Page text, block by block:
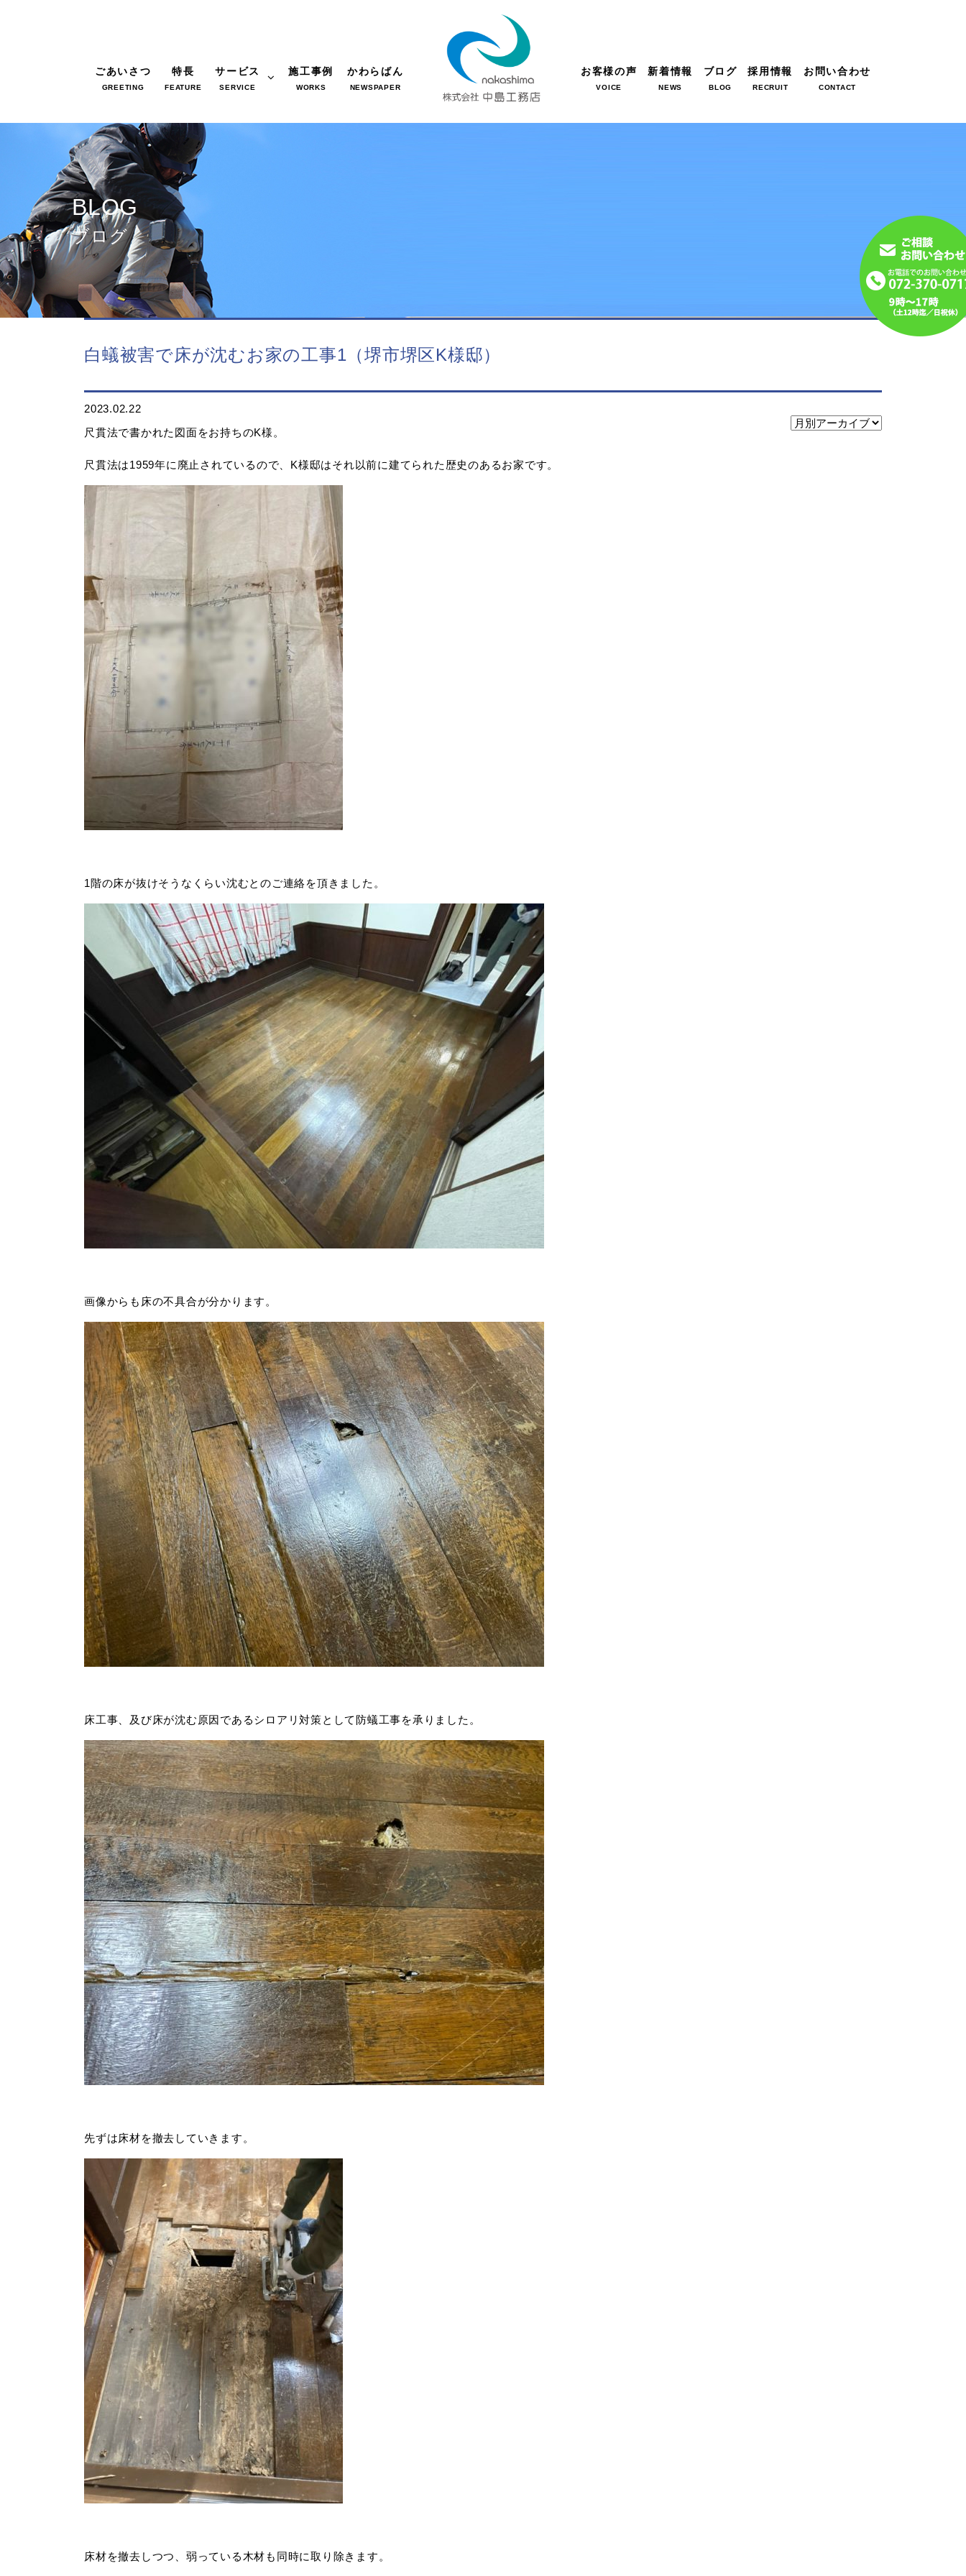
ごあいさつ
GREETING
特長
FEATURE
サービス
SERVICE
施工事例
WORKS
かわらばん
NEWSPAPER
お客様の声
VOICE
新着情報
NEWS
ブログ
BLOG
採用情報
RECRUIT
お問い合わせ
CONTACT
BLOG
ブログ
白蟻被害で床が沈むお家の工事1（堺市堺区K様邸）
2023.02.22
尺貫法で書かれた図面をお持ちのK様。
尺貫法は1959年に廃止されているので、K様邸はそれ以前に建てられた歴史のあるお家です。
1階の床が抜けそうなくらい沈むとのご連絡を頂きました。
画像からも床の不具合が分かります。
床工事、及び床が沈む原因であるシロアリ対策として防蟻工事を承りました。
先ずは床材を撤去していきます。
床材を撤去しつつ、弱っている木材も同時に取り除きます。